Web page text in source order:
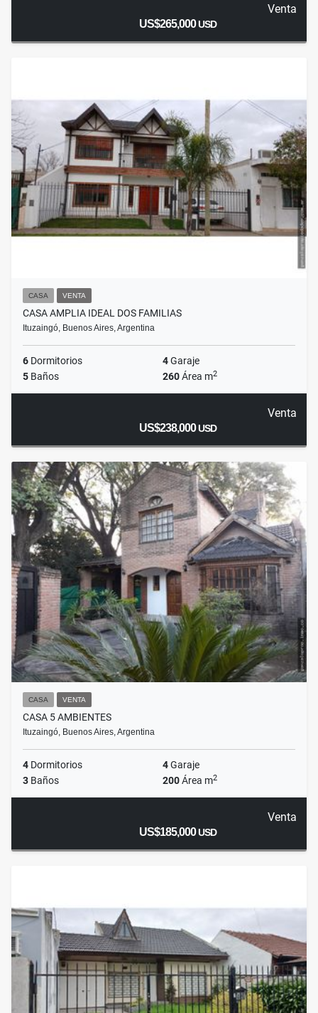
Venta
US$265,000USD
CASA VENTA
CASA AMPLIA IDEAL DOS FAMILIAS
Ituzaingó, Buenos Aires, Argentina
6 Dormitorios 4Garaje
5 Baños 260Área m2
Venta
US$238,000USD
CASA VENTA
CASA 5 AMBIENTES
Ituzaingó, Buenos Aires, Argentina
4 Dormitorios 4Garaje
3 Baños 200Área m2
Venta
US$185,000USD